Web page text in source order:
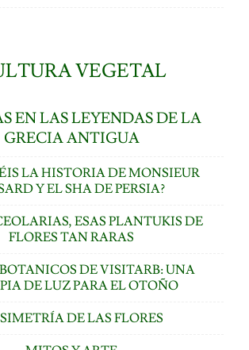
VEGETAL
EN LAS LEYENDAS DE LA
GRECIA ANTIGUA
LA HISTORIA DE MONSIEUR
Y EL SHA DE PERSIA?
ESAS PLANTUKIS DE
FLORES TAN RARAS
DE VISITARB: UNA
DE LUZ PARA EL OTOÑO
DE LAS FLORES